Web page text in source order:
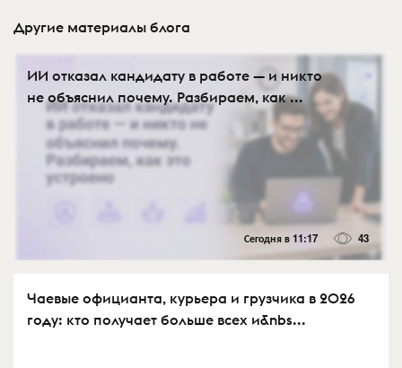
Другие материалы блога
ИИ отказал кандидату в работе — и никто
не объяснил почему. Разбираем, как ...
Сегодня в 11:17 43
Чаевые официанта, курьера и грузчика в 2026
году: кто получает больше всех и&nbs...